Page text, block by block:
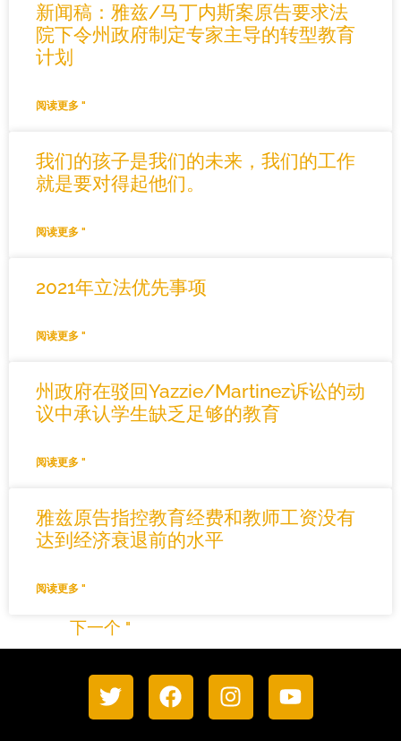
新闻稿：雅兹/马丁内斯案原告要求法
院下令州政府制定专家主导的转型教育
计划
阅读更多 "
我们的孩子是我们的未来，我们的工作
就是要对得起他们。
阅读更多 "
2021年立法优先事项
阅读更多 "
州政府在驳回Yazzie/Martinez诉讼的动
议中承认学生缺乏足够的教育
阅读更多 "
雅兹原告指控教育经费和教师工资没有
达到经济衰退前的水平
阅读更多 "
下一个 "